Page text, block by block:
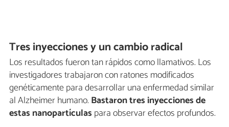
Tres inyecciones y un cambio radical
Los resultados fueron tan rápidos como llamativos. Los
investigadores trabajaron con ratones modificados
genéticamente para desarrollar una enfermedad similar
al Alzheimer humano. Bastaron tres inyecciones de
estas nanopartículas para observar efectos profundos.